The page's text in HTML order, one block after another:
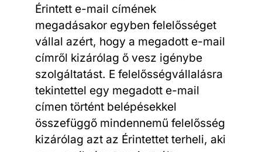
Érintett e-mail címének
megadásakor egyben felelősséget
vállal azért, hogy a megadott e-mail
címről kizárólag ő vesz igénybe
szolgáltatást. E felelősségvállalásra
tekintettel egy megadott e-mail
címen történt belépésekkel
összefüggő mindennemű felelősség
kizárólag azt az Érintettet terheli, aki